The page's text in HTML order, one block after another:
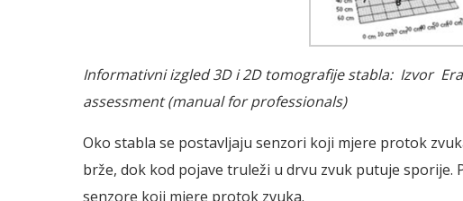
Informativni izgled 3D i 2D tomografije stabla: Izvor
assessment (manual for professionals)
Oko stabla se postavljaju senzori koji mjere protok
brže, dok kod pojave truleži u drvu zvuk putuje sporije.
senzore koji mjere protok zvuka.